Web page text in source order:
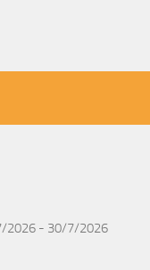
2026 - 30/7/2026